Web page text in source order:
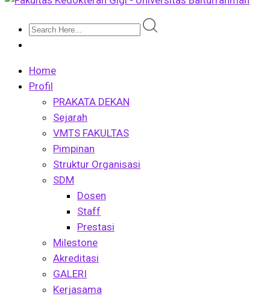
Home
Profil
PRAKATA DEKAN
Sejarah
VMTS FAKULTAS
Pimpinan
Struktur Organisasi
SDM
Dosen
Staff
Prestasi
Milestone
Akreditasi
GALERI
Kerjasama